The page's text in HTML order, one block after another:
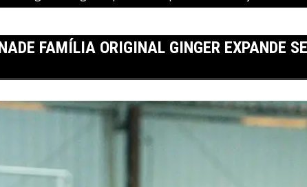
FAMÍLIA ORIGINAL GINGER EXPANDE